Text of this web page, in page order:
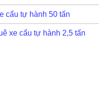
cẩu tự hành 50 tấn
xe cẩu tự hành 2,5 tấn